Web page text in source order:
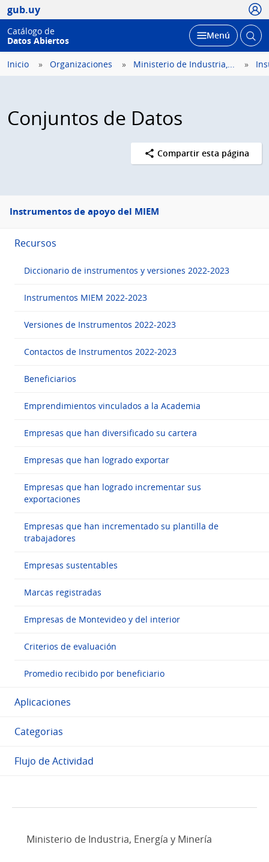
gub.uy
Catálogo de
Datos Abiertos
Desplegar
Menú Abrir
Inicio Organizaciones Ministerio de Industria,...
Conjuntos de Datos
Compartir esta página
Menú
lateral
Instrumentos de apoyo del MIEM
Recursos
Diccionario de instrumentos y versiones 2022-2023
Instrumentos MIEM 2022-2023
Versiones de Instrumentos 2022-2023
Contactos de Instrumentos 2022-2023
Beneficiarios
Emprendimientos vinculados a la Academia
Empresas que han diversificado su cartera
Empresas que han logrado exportar
Empresas que han logrado incrementar sus
exportaciones
Empresas que han incrementado su plantilla de
trabajadores
Empresas sustentables
Marcas registradas
Empresas de Montevideo y del interior
Criterios de evaluación
Promedio recibido por beneficiario
Aplicaciones
Categorias
Flujo de Actividad
Ministerio de Industria, Energía y Minería